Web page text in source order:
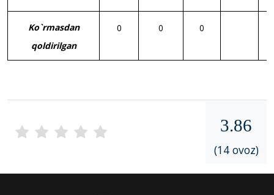
Ko`rmasdan
qoldirilgan
0 0 0
3.86
(14 ovoz)